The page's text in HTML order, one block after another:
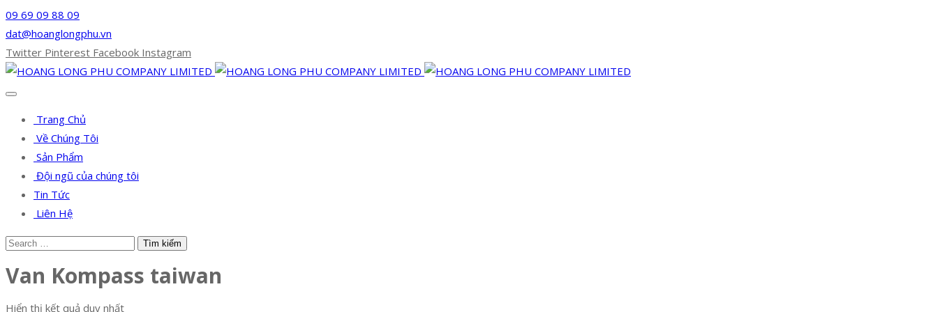
09 69 09 88 09
dat@hoanglongphu.vn
Twitter Pinterest Facebook Instagram
Trang Chủ
Về Chúng Tôi
Sản Phẩm
Đội ngũ của chúng tôi
Tin Tức
Liên Hệ
Van Kompass taiwan
Hiển thị kết quả duy nhất